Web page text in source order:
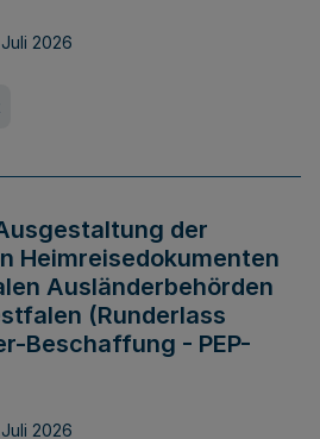
2026
der
Heimreisedokumenten
Ausländerbehörden
(Runderlass
Beschaffung - PEP-
2026